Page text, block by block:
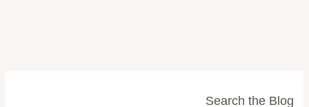
Search the Blog